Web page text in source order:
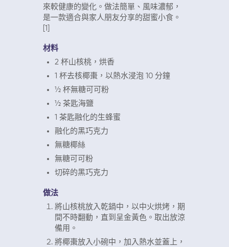
來較健康的變化。做法簡單、風味濃郁，
是一款適合與家人朋友分享的甜蜜小食。
[1]
材料
2 杯山核桃，烘香
1 杯去核椰棗，以熱水浸泡 10 分鐘
½ 杯無糖可可粉
½ 茶匙海鹽
1 茶匙融化的生蜂蜜
融化的黑巧克力
無糖椰絲
無糖可可粉
切碎的黑巧克力
做法
將山核桃放入乾鍋中，以中火烘烤，期
間不時翻動，直到呈金黃色。取出放涼
備用。
將椰棗放入小碗中，加入熱水並蓋上，